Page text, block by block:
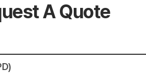
A Quote